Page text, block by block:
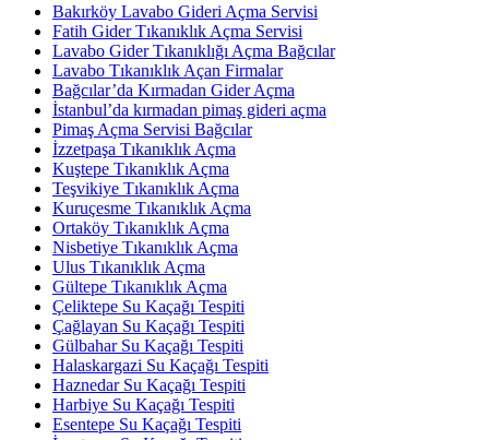
Bakırköy Lavabo Gideri Açma Servisi
Fatih Gider Tıkanıklık Açma Servisi
Lavabo Gider Tıkanıklığı Açma Bağcılar
Lavabo Tıkanıklık Açan Firmalar
Bağcılar’da Kırmadan Gider Açma
İstanbul’da kırmadan pimaş gideri açma
Pimaş Açma Servisi Bağcılar
İzzetpaşa Tıkanıklık Açma
Kuştepe Tıkanıklık Açma
Teşvikiye Tıkanıklık Açma
Kuruçesme Tıkanıklık Açma
Ortaköy Tıkanıklık Açma
Nisbetiye Tıkanıklık Açma
Ulus Tıkanıklık Açma
Gültepe Tıkanıklık Açma
Çeliktepe Su Kaçağı Tespiti
Çağlayan Su Kaçağı Tespiti
Gülbahar Su Kaçağı Tespiti
Halaskargazi Su Kaçağı Tespiti
Haznedar Su Kaçağı Tespiti
Harbiye Su Kaçağı Tespiti
Esentepe Su Kaçağı Tespiti